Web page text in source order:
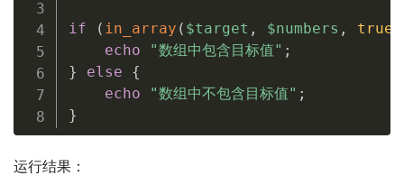
if ( in_array ( $target , $numbers , true
echo
"数组中包含目标值" ;
}
else
{
echo
"数组中不包含目标值" ;
}
运行结果：